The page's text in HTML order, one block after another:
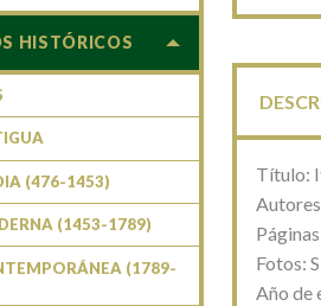
Título:
Fotos:
Año de
HISTÓRICOS
(476-1453)
(1453-1789)
(1789-